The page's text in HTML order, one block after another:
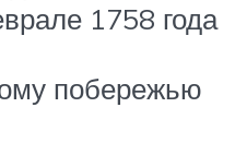
1758 года
побережью